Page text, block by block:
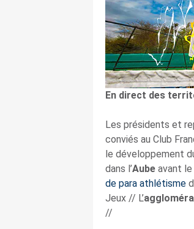
En direct des
Les présidents et
conviés au Club
le développement
dans l’Aube avant le
de para athlétisme
Jeux // L’
//